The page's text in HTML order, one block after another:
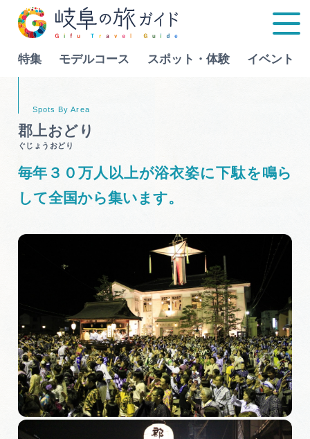
特集 モデルコース スポット・体験 イベント
モデルコース
スポット・体験
イベント
旅の予約
アクセス
インフォメーション
Language
行きたいリストを見る
郡上おどり
ぐじょうおどり
毎年３０万人以上が浴衣姿に下駄を鳴ら
して全国から集います。